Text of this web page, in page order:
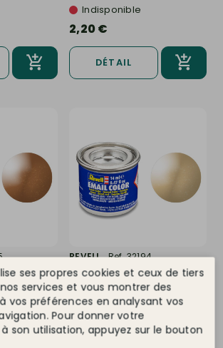
Indisponible
2,20 €
DÉTAIL
Email
REVELL Ref. 32194
Or métal, 14ml Email Color -
REVELL 32194
Indisponible
2,20 €
ses propres cookies et ceux de tiers
services et vous montrer des
vos préférences en analysant vos
Pour donner votre
son utilisation, appuyez sur le bouton